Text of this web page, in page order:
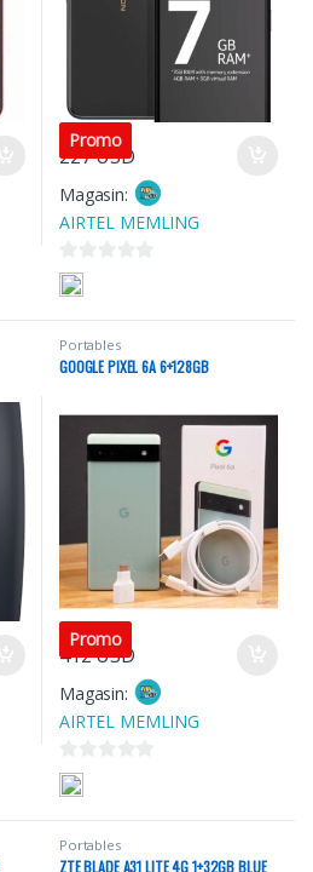
Promo
227USD
Magasin:
AIRTEL MEMLING
0
s
r
Portables
GOOGLE PIXEL 6A 6+128GB
Promo
412USD
Magasin:
AIRTEL MEMLING
0
s
r
Portables
ZTE BLADE A31 LITE 4G 1+32GB BLUE